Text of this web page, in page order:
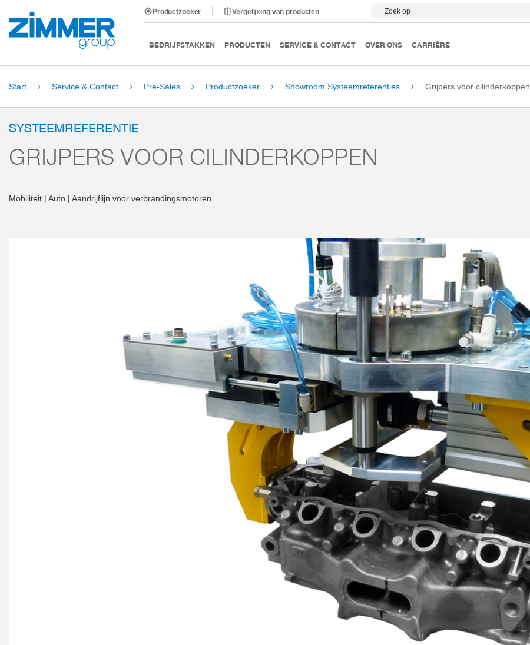
Productzoeker Vergelijking van producten Zoek op
BEDRIJFSTAKKEN PRODUCTEN SERVICE & CONTACT OVER ONS CARRIÈRE
Start Service & Contact Pre-Sales Productzoeker Showroom Systeemreferenties Grijpers voor cilinderkoppen
SYSTEEMREFERENTIE
GRIJPERS VOOR CILINDERKOPPEN
Mobiliteit | Auto | Aandrijflijn voor verbrandingsmotoren